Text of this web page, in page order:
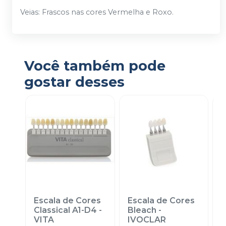
Veias: Frascos nas cores Vermelha e Roxo.
Você também pode
gostar desses
Escala de Cores
Classical A1-D4 -
VITA
Escala de Cores
Bleach -
IVOCLAR